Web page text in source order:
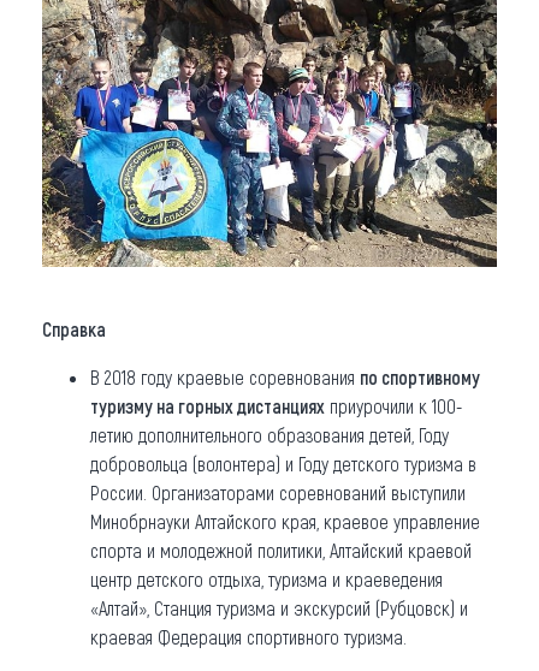
Справка
В 2018 году краевые соревнования по спортивному
туризму на горных дистанциях приурочили к 100-
летию дополнительного образования детей, Году
добровольца (волонтера) и Году детского туризма в
России. Организаторами соревнований выступили
Минобрнауки Алтайского края, краевое управление
спорта и молодежной политики, Алтайский краевой
центр детского отдыха, туризма и краеведения
«Алтай», Станция туризма и экскурсий (Рубцовск) и
краевая Федерация спортивного туризма.